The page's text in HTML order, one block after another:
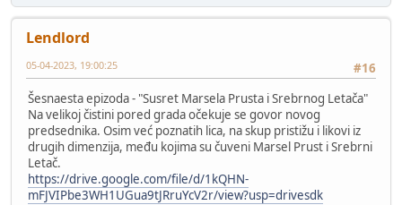
Lendlord
#16
05-04-2023, 19:00:25
Šesnaesta epizoda - "Susret Marsela Prusta i Srebrnog Letača"
Na velikoj čistini pored grada očekuje se govor novog
predsednika. Osim već poznatih lica, na skup pristižu i likovi iz
drugih dimenzija, među kojima su čuveni Marsel Prust i Srebrni
Letač.
https://drive.google.com/file/d/1kQHN-
mFJVIPbe3WH1UGua9tJRruYcV2r/view?usp=drivesdk